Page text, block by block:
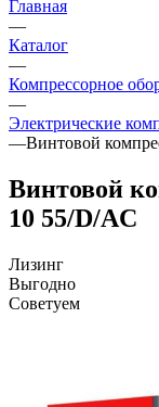
Главная
—
Каталог
—
Компрессорное
—
Электрические
—Винтовой
Винтовой
10 55/D/AC
Лизинг
Выгодно
Советуем